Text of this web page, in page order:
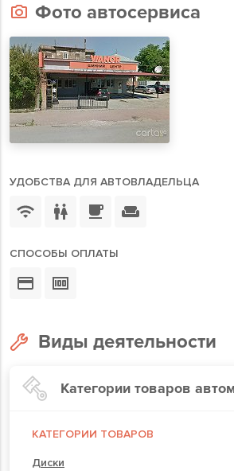
Фото автосервиса
УДОБСТВА ДЛЯ АВТОВЛАДЕЛЬЦА
СПОСОБЫ ОПЛАТЫ
Виды деятельности
Категории товаров
КАТЕГОРИИ ТОВАРОВ
Диски